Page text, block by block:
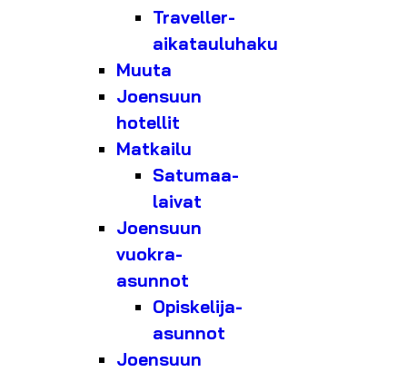
Traveller-
aikatauluhaku
Muuta
Joensuun
hotellit
Matkailu
Satumaa-
laivat
Joensuun
vuokra-
asunnot
Opiskelija-
asunnot
Joensuun